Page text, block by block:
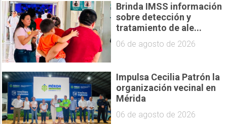
Brinda IMSS información
sobre detección y
tratamiento de ale...
06 de agosto de 2026
Impulsa Cecilia Patrón la
organización vecinal en
Mérida
06 de agosto de 2026